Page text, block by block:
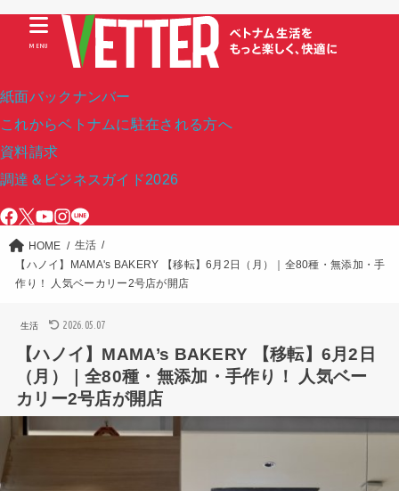
紙面バックナンバー
これからベトナムに駐在される方へ
資料請求
調達＆ビジネスガイド2026
MENU
HOME
生活
【ハノイ】MAMA's BAKERY 【移転】6月2日（月）｜全80種・無添加・手
作り！ 人気ベーカリー2号店が開店
生活 2026.05.07
【ハノイ】MAMA’s BAKERY 【移転】6月2日
（月）｜全80種・無添加・手作り！ 人気ベー
カリー2号店が開店